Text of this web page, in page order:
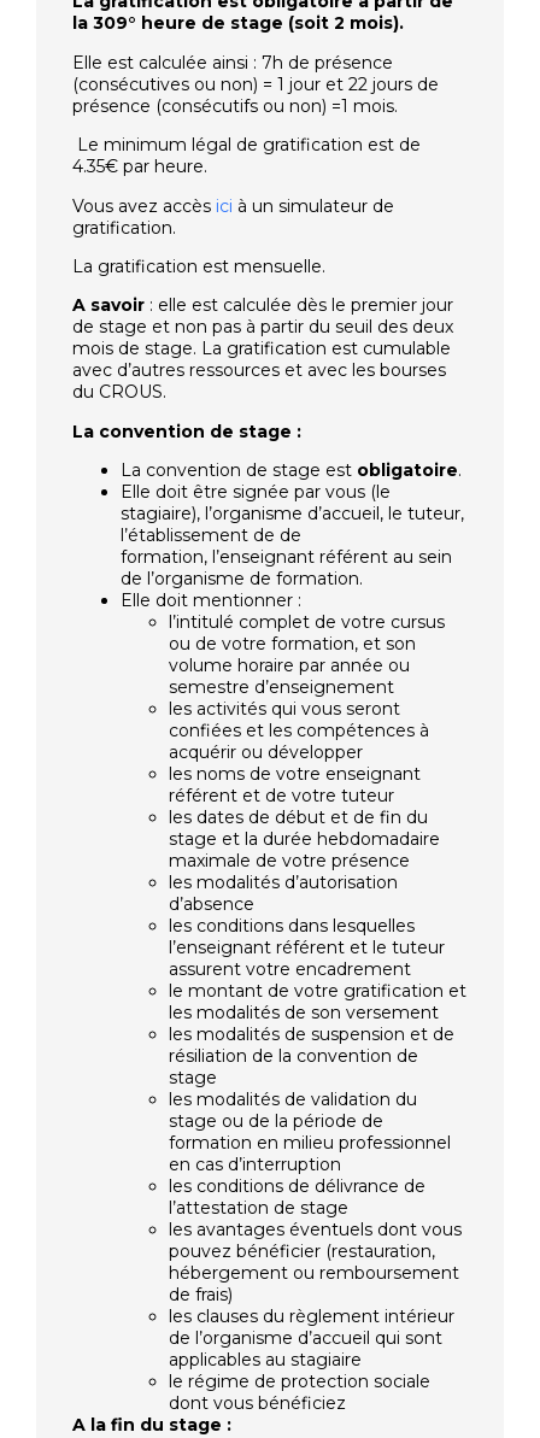
la 309° heure de stage (soit 2 mois).
Elle est calculée ainsi : 7h de présence
(consécutives ou non) = 1 jour et 22 jours de
présence (consécutifs ou non) =1 mois.
Le minimum légal de gratification est de
4.35€ par heure.
Vous avez accès ici à un simulateur de
gratification.
La gratification est mensuelle.
A savoir : elle est calculée dès le premier jour
de stage et non pas à partir du seuil des deux
mois de stage. La gratification est cumulable
avec d’autres ressources et avec les bourses
du CROUS.
La convention de stage :
La convention de stage est obligatoire.
Elle doit être signée par vous (le
stagiaire), l’organisme d’accueil, le tuteur,
l’établissement de de
formation, l’enseignant référent au sein
de l’organisme de formation.
Elle doit mentionner :
l’intitulé complet de votre cursus
ou de votre formation, et son
volume horaire par année ou
semestre d’enseignement
les activités qui vous seront
confiées et les compétences à
acquérir ou développer
les noms de votre enseignant
référent et de votre tuteur
les dates de début et de fin du
stage et la durée hebdomadaire
maximale de votre présence
les modalités d’autorisation
d’absence
les conditions dans lesquelles
l’enseignant référent et le tuteur
assurent votre encadrement
le montant de votre gratification et
les modalités de son versement
les modalités de suspension et de
résiliation de la convention de
stage
les modalités de validation du
stage ou de la période de
formation en milieu professionnel
en cas d’interruption
les conditions de délivrance de
l’attestation de stage
les avantages éventuels dont vous
pouvez bénéficier (restauration,
hébergement ou remboursement
de frais)
les clauses du règlement intérieur
de l’organisme d’accueil qui sont
applicables au stagiaire
le régime de protection sociale
dont vous bénéficiez
A la fin du stage :